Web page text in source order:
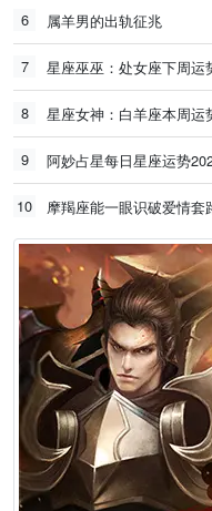
6 属羊男的出轨征兆
7 星座巫巫：处女座下周运
8 星座女神：白羊座本周运
9 阿妙占星每日星座运势
10 摩羯座能一眼识破爱情套